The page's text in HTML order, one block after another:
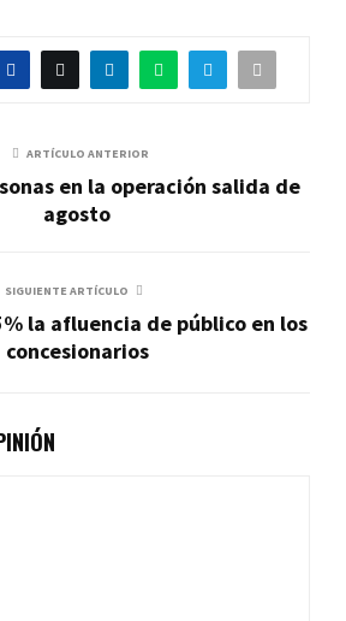
ARTÍCULO ANTERIOR
en la operación salida de
agosto
SIGUIENTE ARTÍCULO
la afluencia de público en los
concesionarios